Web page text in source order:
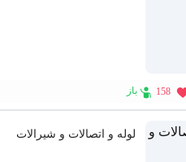
158 باز
لوله و اتصالات و شیرالات